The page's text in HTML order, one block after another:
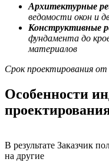
Архитектурные
ведомости окон и
Конструктивные
фундамента до
материалов
Срок проектирования от
Особенности
В результате Заказчик
на другие